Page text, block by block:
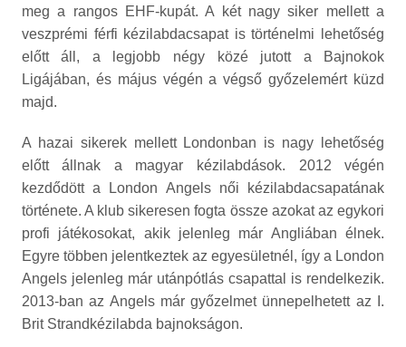
meg a rangos EHF-kupát. A két nagy siker mellett a
veszprémi férfi kézilabdacsapat is történelmi lehetőség
előtt áll, a legjobb négy közé jutott a Bajnokok
Ligájában, és május végén a végső győzelemért küzd
majd.
A hazai sikerek mellett Londonban is nagy lehetőség
előtt állnak a magyar kézilabdások. 2012 végén
kezdődött a London Angels női kézilabdacsapatának
története. A klub sikeresen fogta össze azokat az egykori
profi játékosokat, akik jelenleg már Angliában élnek.
Egyre többen jelentkeztek az egyesületnél, így a London
Angels jelenleg már utánpótlás csapattal is rendelkezik.
2013-ban az Angels már győzelmet ünnepelhetett az I.
Brit Strandkézilabda bajnokságon.